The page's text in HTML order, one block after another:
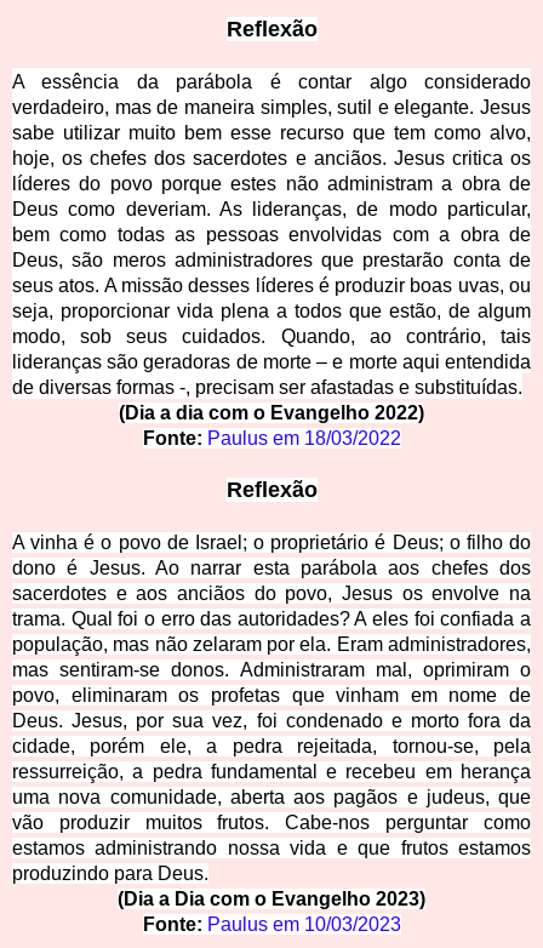
Reflexão
A essência da parábola é contar algo considerado
verdadeiro, mas de maneira simples, sutil e elegante. Jesus
sabe utilizar muito bem esse recurso que tem como alvo,
hoje, os chefes dos sacerdotes e anciãos. Jesus critica os
líderes do povo porque estes não administram a obra de
Deus como deveriam. As lideranças, de modo particular,
bem como todas as pessoas envolvidas com a obra de
Deus, são meros administradores que prestarão conta de
seus atos. A missão desses líderes é produzir boas uvas, ou
seja, proporcionar vida plena a todos que estão, de algum
modo, sob seus cuidados. Quando, ao contrário, tais
lideranças são geradoras de morte – e morte aqui entendida
de diversas formas -, precisam ser afastadas e substituídas.
(Dia a dia com o Evangelho 2022)
Fonte: Paulus em 18/03/2022
Reflexão
A vinha é o povo de Israel; o proprietário é Deus; o filho do
dono é Jesus. Ao narrar esta parábola aos chefes dos
sacerdotes e aos anciãos do povo, Jesus os envolve na
trama. Qual foi o erro das autoridades? A eles foi confiada a
população, mas não zelaram por ela. Eram administradores,
mas sentiram-se donos. Administraram mal, oprimiram o
povo, eliminaramos profetas que vinham em nome de
Deus. Jesus, por sua vez, foi condenado e morto fora da
cidade, porém ele, a pedra rejeitada, tornou-se, pela
ressurreição, a pedra fundamental e recebeu em herança
uma nova comunidade, aberta aos pagãos e judeus, que
vão produzir muitos frutos. Cabe-nos perguntar como
estamos administrando nossa vida e que frutos estamos
produzindo para Deus.
(Dia a Dia com o Evangelho 2023)
Fonte: Paulus em 10/03/2023